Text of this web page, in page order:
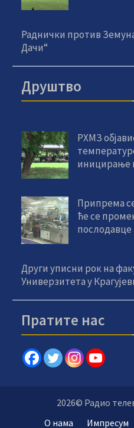
Раднички против
Дачи“
Друштво
РХМЗ
иницирање
Припрема
ће се
послодавце
Други уписни рок на
Универзитета у
Пратите нас
2026© Радио
О нама
Импресум